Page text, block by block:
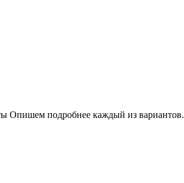
Опишем подробнее каждый из вариантов.